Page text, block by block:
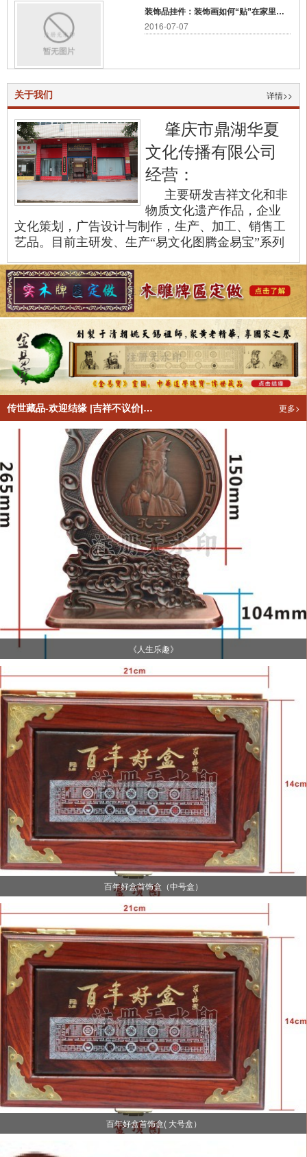
装饰品挂件：装饰画如何“贴”在家里呢？
2016-07-07
详情>>
关于我们
肇庆市鼎湖华夏
文化传播有限公司
经营：
主要研发吉祥文化和非
物质文化遗产作品，企业
文化策划，广告设计与制作，生产、加工、销售工
艺品。目前主研发、生产“易文化图腾金易宝”系列
广大信众到鼎湖金易宝文化展览馆参观参
拜，祈求福祉：
木雕牌匾设计生产厂房：
更多>
传世藏品-欢迎结缘 |吉祥不议价|幸福不打折|鸿祥到家中|
《人生乐趣》
百年好盒首饰盒（中号盒）
百年好盒首饰盒( 大号盒）